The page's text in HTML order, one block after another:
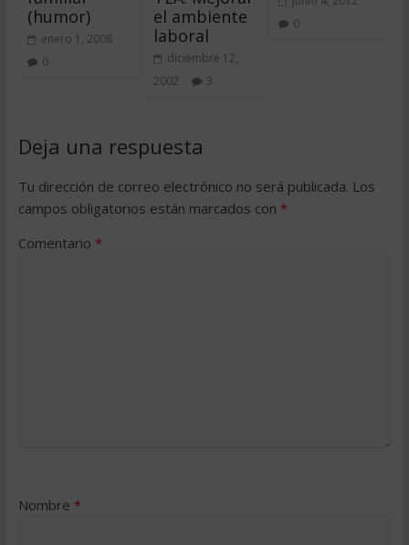
(humor)
enero 1, 2008
0
el ambiente
laboral
diciembre 12,
2002
3
0
Deja una respuesta
Tu dirección de correo electrónico no será publicada. Los
campos obligatorios están marcados con *
Comentario *
Nombre *